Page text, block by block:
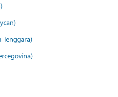
Tenggara)